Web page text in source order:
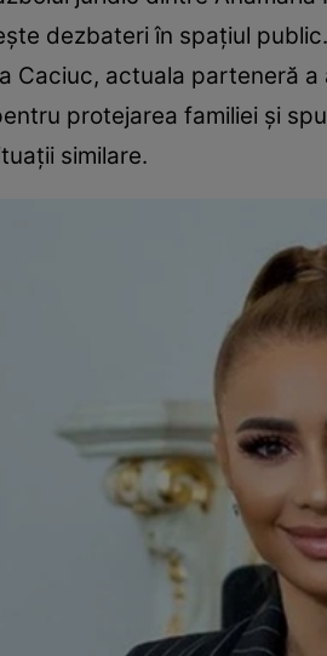
dezbateri în spațiul
Caciuc, actuala parteneră
protejarea familiei și
similare.